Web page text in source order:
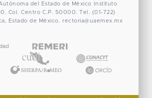
del Estado de México
Instituto
Col. Centro C.P. 50000. Tel. (01-722)
Estado de México. rectoria@uaemex.mx